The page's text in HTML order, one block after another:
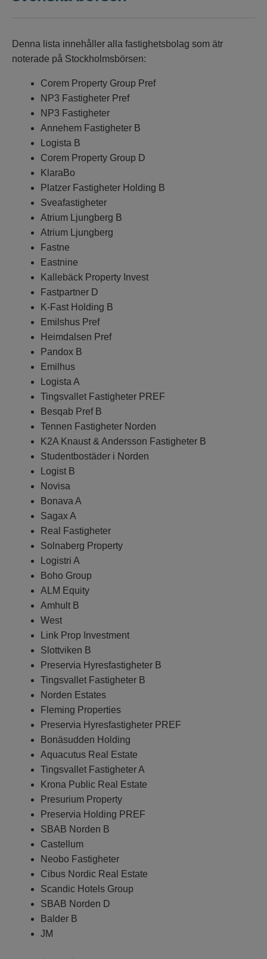
Denna lista innehåller alla fastighetsbolag som ätr
noterade på Stockholmsbörsen:
Corem Property Group Pref
NP3 Fastigheter Pref
NP3 Fastigheter
Annehem Fastigheter B
Logista B
Corem Property Group D
KlaraBo
Platzer Fastigheter Holding B
Sveafastigheter
Atrium Ljungberg B
Atrium Ljungberg
Fastne
Eastnine
Kallebäck Property Invest
Fastpartner D
K-Fast Holding B
Emilshus Pref
Heimdalsen Pref
Pandox B
Emilhus
Logista A
Tingsvallet Fastigheter PREF
Besqab Pref B
Tennen Fastigheter Norden
K2A Knaust & Andersson Fastigheter B
Studentbostäder i Norden
Logist B
Novisa
Bonava A
Sagax A
Real Fastigheter
Solnaberg Property
Logistri A
Boho Group
ALM Equity
Amhult B
West
Link Prop Investment
Slottviken B
Preservia Hyresfastigheter B
Tingsvallet Fastigheter B
Norden Estates
Fleming Properties
Preservia Hyresfastigheter PREF
Bonäsudden Holding
Aquacutus Real Estate
Tingsvallet Fastigheter A
Krona Public Real Estate
Presurium Property
Preservia Holding PREF
SBAB Norden B
Castellum
Neobo Fastigheter
Cibus Nordic Real Estate
Scandic Hotels Group
SBAB Norden D
Balder B
JM